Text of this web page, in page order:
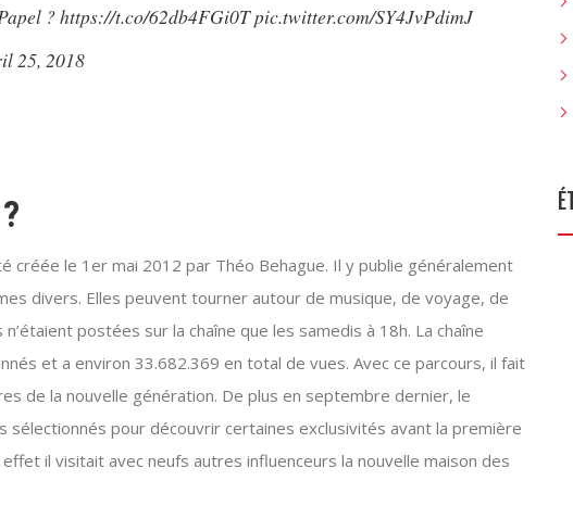
?https://t.co/62db4FGi0Tpic.twitter.com/SY4JvPdimJ
25, 2018
créée le 1er mai 2012 par Théo Behague. Il y publie généralement
divers. Elles peuvent tourner autour de musique, de voyage, de
postées sur la chaîne que les samedis à 18h. La chaîne
et a environ 33.682.369 en total de vues. Avec ce parcours, il fait
de la nouvelle génération. De plus en septembre dernier, le
pour découvrir certaines exclusivités avant la première
effet il visitait avec neufs autres influenceurs la nouvelle maison des